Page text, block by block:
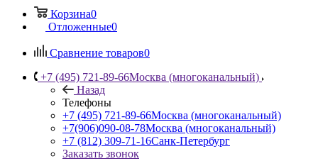
Корзина0
Отложенные0
Сравнение товаров0
+7 (495) 721-89-66Москва (многоканальный)
Назад
Телефоны
+7 (495) 721-89-66Москва (многоканальный)
+7(906)090-08-78Москва (многоканальный)
+7 (812) 309-71-16Санк-Петербург
Заказать звонок